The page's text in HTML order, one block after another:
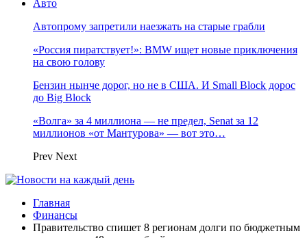
Авто
Автопрому запретили наезжать на старые грабли
«Россия пиратствует!»: BMW ищет новые приключения
на свою голову
Бензин нынче дорог, но не в США. И Small Block дорос
до Big Block
«Волга» за 4 миллиона — не предел, Senat за 12
миллионов «от Мантурова» — вот это…
Prev Next
Главная
Финансы
Правительство спишет 8 регионам долги по бюджетным